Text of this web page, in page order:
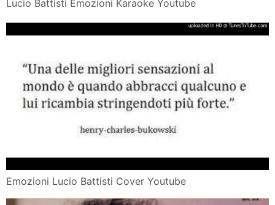
Lucio Battisti Emozioni Karaoke Youtube
Emozioni Lucio Battisti Cover Youtube